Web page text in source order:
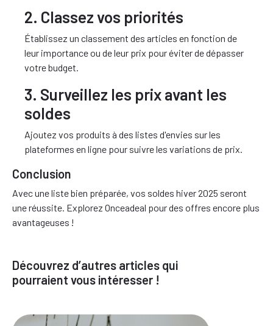
2. Classez vos priorités
Établissez un classement des articles en fonction de
leur importance ou de leur prix pour éviter de dépasser
votre budget.
3. Surveillez les prix avant les
soldes
Ajoutez vos produits à des listes d'envies sur les
plateformes en ligne pour suivre les variations de prix.
Conclusion
Avec une liste bien préparée, vos soldes hiver 2025 seront
une réussite. Explorez Onceadeal pour des offres encore plus
avantageuses !
Découvrez d’autres articles qui
pourraient vous intéresser !